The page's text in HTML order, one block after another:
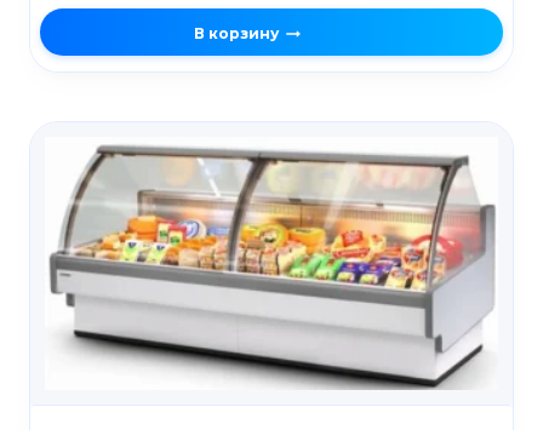
В корзину